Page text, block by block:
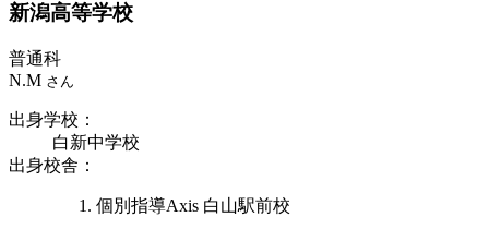
新潟高等学校
普通科
N.M さん
出身学校 ：
白新中学校
出身校舎 ：
個別指導Axis 白山駅前校